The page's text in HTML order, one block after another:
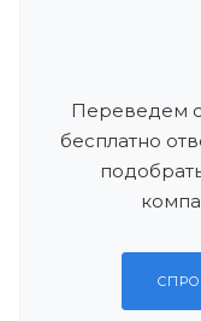
Переведем
бесплатно